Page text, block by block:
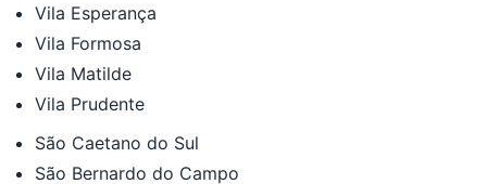
Vila Esperança
Vila Formosa
Vila Matilde
Vila Prudente
São Caetano do Sul
São Bernardo do Campo